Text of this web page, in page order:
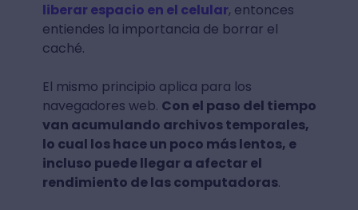
liberar espacio en el celular, entonces
entiendes la importancia de borrar el
caché.
El mismo principio aplica para los
navegadores web. Con el paso del tiempo
van acumulando archivos temporales,
lo cual los hace un poco más lentos, e
incluso puede llegar a afectar el
rendimiento de las computadoras.